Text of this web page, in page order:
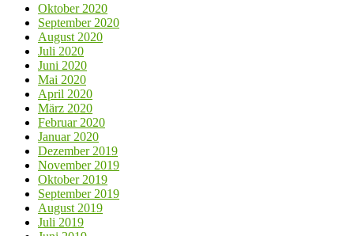
Oktober 2020
September 2020
August 2020
Juli 2020
Juni 2020
Mai 2020
April 2020
März 2020
Februar 2020
Januar 2020
Dezember 2019
November 2019
Oktober 2019
September 2019
August 2019
Juli 2019